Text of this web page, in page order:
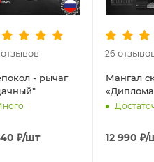
отзывов
- рычаг
₽/шт
26
Мангал
12 990 ₽/